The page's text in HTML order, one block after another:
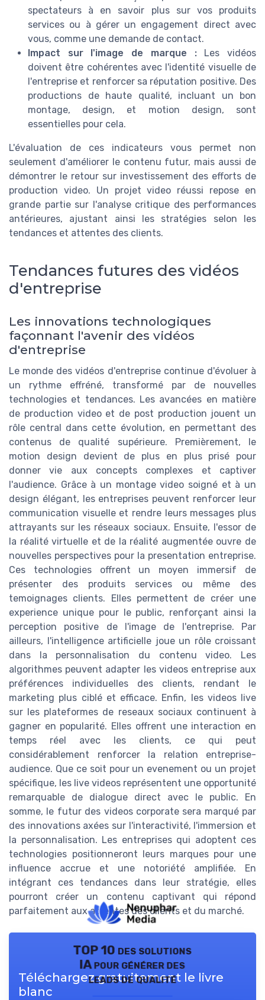
spectateurs à en savoir plus sur vos produits
services ou à gérer un engagement direct avec
vous, comme une demande de contact.
Impact sur l'image de marque : Les vidéos
doivent être cohérentes avec l'identité visuelle de
l'entreprise et renforcer sa réputation positive. Des
productions de haute qualité, incluant un bon
montage, design, et motion design, sont
essentielles pour cela.
L'évaluation de ces indicateurs vous permet non
seulement d'améliorer le contenu futur, mais aussi de
démontrer le retour sur investissement des efforts de
production video. Un projet video réussi repose en
grande partie sur l'analyse critique des performances
antérieures, ajustant ainsi les stratégies selon les
tendances et attentes des clients.
Tendances futures des vidéos
d'entreprise
Les innovations technologiques
façonnant l'avenir des vidéos
d'entreprise
Le monde des vidéos d'entreprise continue d'évoluer à
un rythme effréné, transformé par de nouvelles
technologies et tendances. Les avancées en matière
de production video et de post production jouent un
rôle central dans cette évolution, en permettant des
contenus de qualité supérieure. Premièrement, le
motion design devient de plus en plus prisé pour
donner vie aux concepts complexes et captiver
l'audience. Grâce à un montage video soigné et à un
design élégant, les entreprises peuvent renforcer leur
communication visuelle et rendre leurs messages plus
attrayants sur les réseaux sociaux. Ensuite, l'essor de
la réalité virtuelle et de la réalité augmentée ouvre de
nouvelles perspectives pour la presentation entreprise.
Ces technologies offrent un moyen immersif de
présenter des produits services ou même des
temoignages clients. Elles permettent de créer une
experience unique pour le public, renforçant ainsi la
perception positive de l'image de l'entreprise. Par
ailleurs, l'intelligence artificielle joue un rôle croissant
dans la personnalisation du contenu video. Les
algorithmes peuvent adapter les videos entreprise aux
préférences individuelles des clients, rendant le
marketing plus ciblé et efficace. Enfin, les videos live
sur les plateformes de reseaux sociaux continuent à
gagner en popularité. Elles offrent une interaction en
temps réel avec les clients, ce qui peut
considérablement renforcer la relation entreprise-
audience. Que ce soit pour un evenement ou un projet
spécifique, les live videos représentent une opportunité
remarquable de dialogue direct avec le public. En
somme, le futur des videos corporate sera marqué par
des innovations axées sur l'interactivité, l'immersion et
la personnalisation. Les entreprises qui adoptent ces
technologies positionneront leurs marques pour une
influence accrue et une notoriété amplifiée. En
intégrant ces tendances dans leur stratégie, elles
pourront créer un contenu captivant qui répond
parfaitement aux attentes des clients et du marché.
TOP 10 des solutions
IA pour générer des
leads de qualité
Téléchargez gratuitement le livre
blanc